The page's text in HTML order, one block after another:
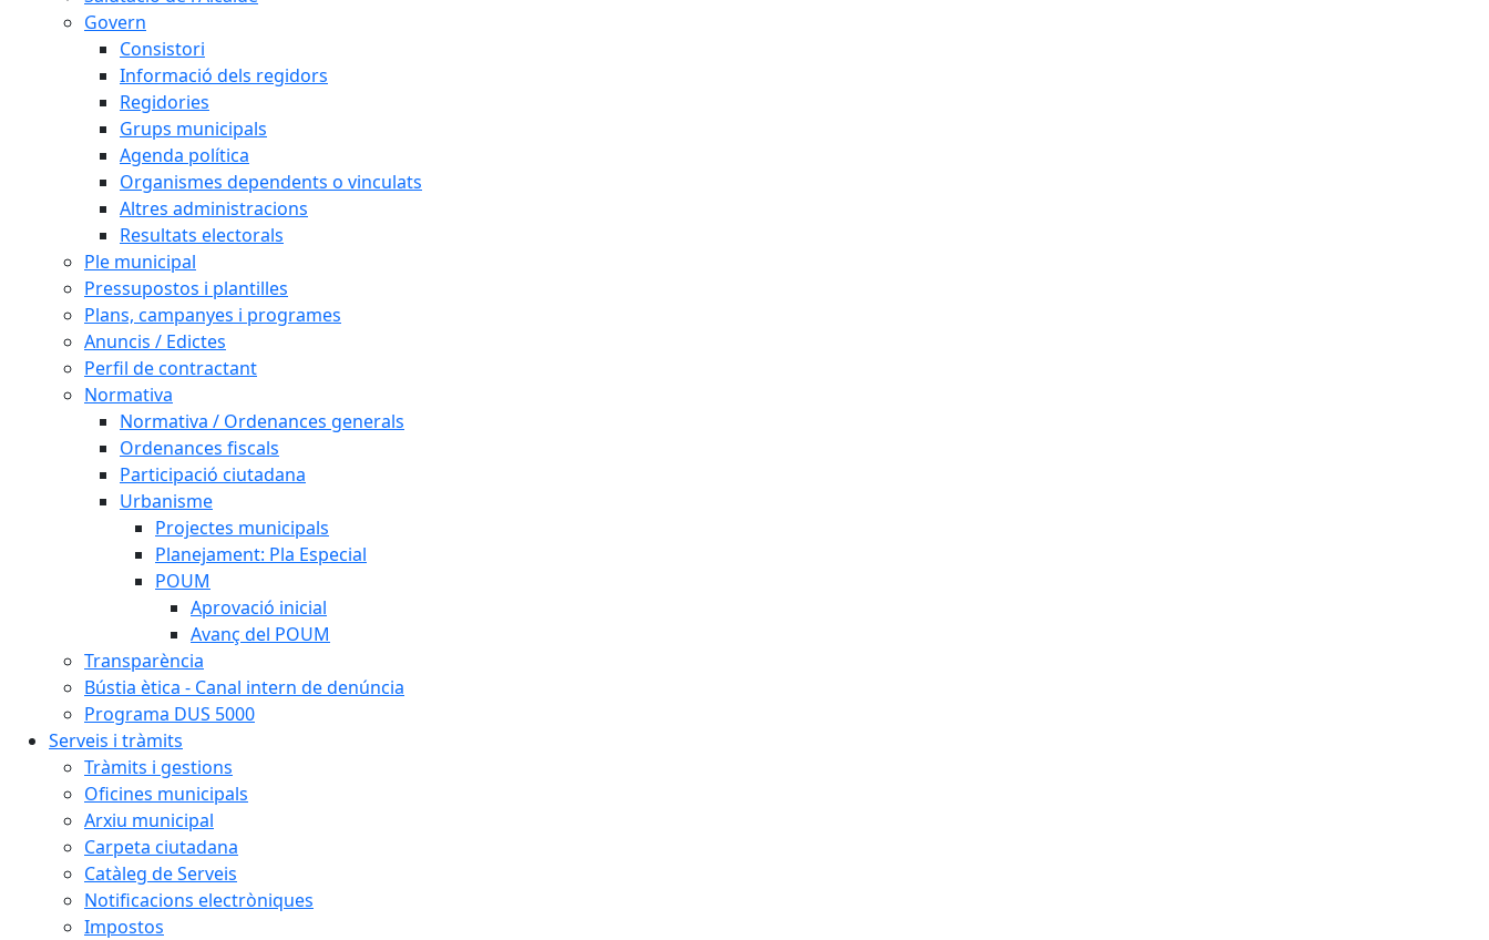
Govern
Consistori
Informació dels regidors
Regidories
Grups municipals
Agenda política
Organismes dependents o vinculats
Altres administracions
Resultats electorals
Ple municipal
Pressupostos i plantilles
Plans, campanyes i programes
Anuncis / Edictes
Perfil de contractant
Normativa
Normativa / Ordenances generals
Ordenances fiscals
Participació ciutadana
Urbanisme
Projectes municipals
Planejament: Pla Especial
POUM
Aprovació inicial
Avanç del POUM
Transparència
Bústia ètica - Canal intern de denúncia
Programa DUS 5000
Serveis i tràmits
Tràmits i gestions
Oficines municipals
Arxiu municipal
Carpeta ciutadana
Catàleg de Serveis
Notificacions electròniques
Impostos